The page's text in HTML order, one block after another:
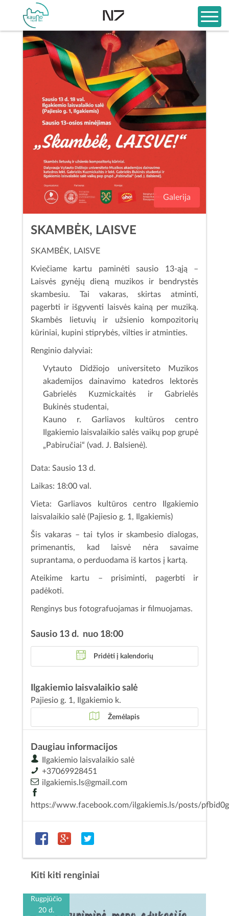
Galerija
SKAMBĖK, LAISVE
SKAMBĖK, LAISVE
Kviečiame kartu paminėti sausio 13-ąją –
Laisvės gynėjų dieną muzikos ir bendrystės
skambesiu. Tai vakaras, skirtas atminti,
pagerbti ir išgyventi laisvės kainą per muziką.
Skambės lietuvių ir užsienio kompozitorių
kūriniai, kupini stiprybės, vilties ir atminties.
Renginio dalyviai:
Vytauto Didžiojo universiteto Muzikos
akademijos dainavimo katedros lektorės
Gabrielės Kuzmickaitės ir Gabrielės
Bukinės studentai,
Kauno r. Garliavos kultūros centro
Ilgakiemio laisvalaikio salės vaikų pop grupė
„Pabiručiai“ (vad. J. Balsienė).
Data: Sausio 13 d.
Laikas: 18:00 val.
Vieta: Garliavos kultūros centro Ilgakiemio
laisvalaikio salė (Pajiesio g. 1, Ilgakiemis)
Šis vakaras – tai tylos ir skambesio dialogas,
primenantis, kad laisvė nėra savaime
suprantama, o perduodama iš kartos į kartą.
Ateikime kartu – prisiminti, pagerbti ir
padėkoti.
Renginys bus fotografuojamas ir filmuojamas.
Sausio 13 d. nuo 18:00
Pridėti į kalendorių
Ilgakiemio laisvalaikio salė
Pajiesio g. 1, Ilgakiemio k.
Žemėlapis
Daugiau informacijos
Ilgakiemio laisvalaikio salė
+37069928451
ilgakiemis.ls@gmail.com
https://www.facebook.com/ilgakiemis.ls/posts/
Kiti kiti renginiai
Rugpjūčio
20 d.